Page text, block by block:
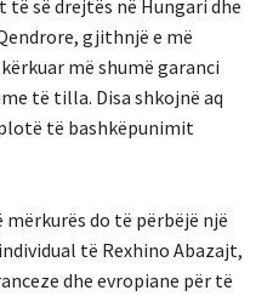
së drejtës në Hungari dhe
gjithnjë e më
më shumë garanci
të tilla. Disa shkojnë aq
të bashkëpunimit
mërkurës do të përbëjë një
të Rexhino Abazajt,
dhe evropiane për të